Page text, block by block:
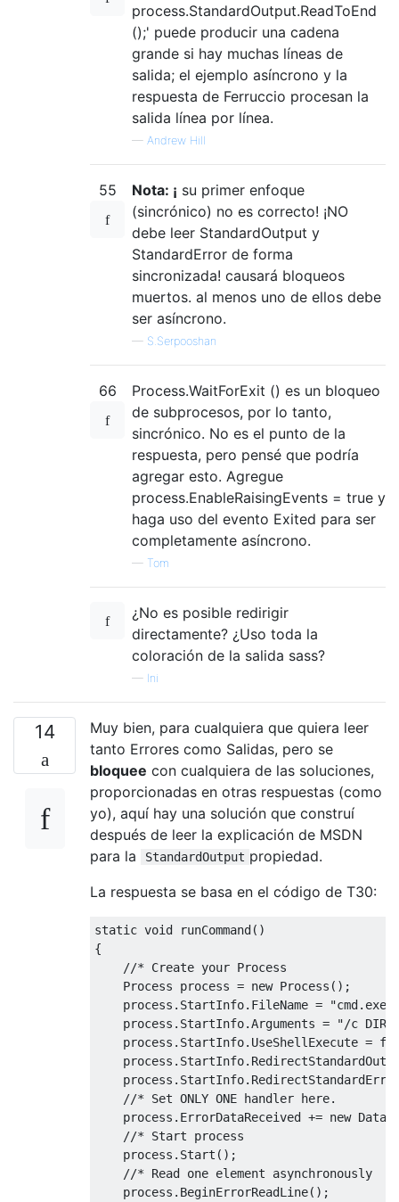
process.StandardOutput.ReadToEnd
();' puede producir una cadena
grande si hay muchas líneas de
salida; el ejemplo asíncrono y la
respuesta de Ferruccio procesan la
salida línea por línea.
— Andrew Hill
55 Nota: ¡ su primer enfoque
(sincrónico) no es correcto! ¡NO
debe leer StandardOutput y
StandardError de forma
sincronizada! causará bloqueos
muertos. al menos uno de ellos debe
ser asíncrono.
— S.Serpooshan
66
Process.WaitForExit () es un bloqueo
de subprocesos, por lo tanto,
sincrónico. No es el punto de la
respuesta, pero pensé que podría
agregar esto. Agregue
process.EnableRaisingEvents = true y
haga uso del evento Exited para ser
completamente asíncrono.
— Tom
¿No es posible redirigir
directamente? ¿Uso toda la
coloración de la salida sass?
— Ini
14
Muy bien, para cualquiera que quiera leer
tanto Errores como Salidas, pero se
bloquee con cualquiera de las soluciones,
proporcionadas en otras respuestas (como
yo), aquí hay una solución que construí
después de leer la explicación de MSDN
para la
StandardOutput propiedad.
La respuesta se basa en el código de T30:
static void runCommand()
{
//* Create your Process
Process process = new Process ();
    process
. StartInfo. FileName = "cmd.exe"
    process
. StartInfo.Arguments = "/c DIR"
    process
. StartInfo. UseShellExecute =
    process
. StartInfo.
    process
. StartInfo.
//* Set ONLY ONE handler here.
    process
. ErrorDataReceived += new
//* Start process
    process
. Start ();
//* Read one element asynchronously
    process
. BeginErrorReadLine();